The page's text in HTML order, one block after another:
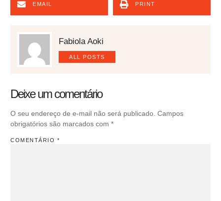
EMAIL PRINT
Fabiola Aoki
ALL POSTS
Deixe um comentário
O seu endereço de e-mail não será publicado. Campos
obrigatórios são marcados com *
COMENTÁRIO *